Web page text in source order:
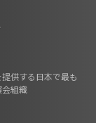
供する日本で最も
組織